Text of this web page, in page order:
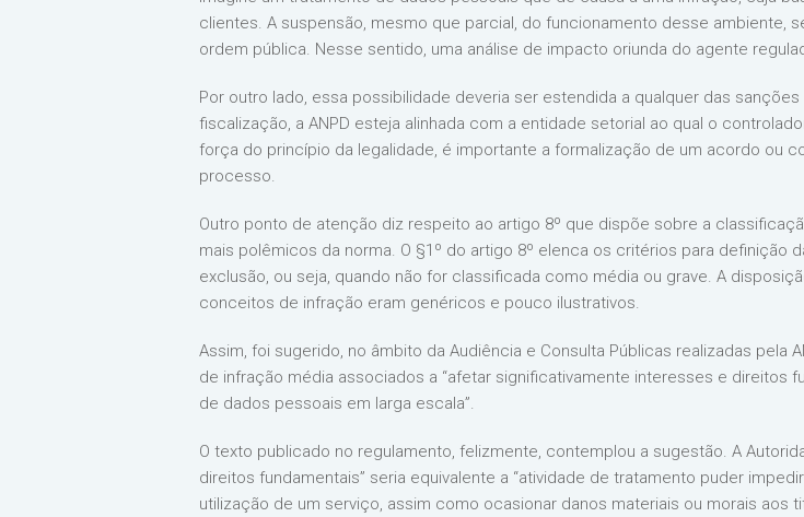
clientes. A suspensão, mesmo que parcial, do funcionamento desse ambiente,
ordem pública. Nesse sentido, uma análise de impacto oriunda do agente
Por outro lado, essa possibilidade deveria ser estendida a qualquer das
fiscalização, a ANPD esteja alinhada com a entidade setorial ao qual o
força do princípio da legalidade, é importante a formalização de um acordo ou
processo.
Outro ponto de atenção diz respeito ao artigo 8º que dispõe sobre a
mais polêmicos da norma. O §1º do artigo 8º elenca os critérios para
exclusão, ou seja, quando não for classificada como média ou grave. A
conceitos de infração eram genéricos e pouco ilustrativos.
Assim, foi sugerido, no âmbito da Audiência e Consulta Públicas realizadas
de infração média associados a “afetar significativamente interesses e direitos
de dados pessoais em larga escala”.
O texto publicado no regulamento, felizmente, contemplou a sugestão. A
direitos fundamentais” seria equivalente a “atividade de tratamento puder
utilização de um serviço, assim como ocasionar danos materiais ou morais aos